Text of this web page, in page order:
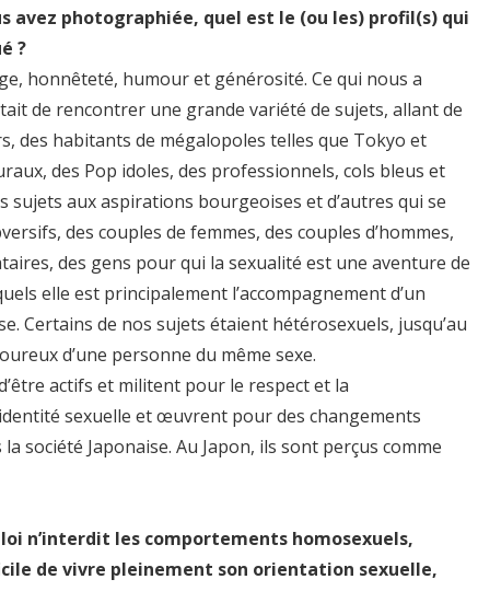
avez photographiée, quel est le (ou les) profil(s) qui
?
honnêteté, humour et générosité. Ce qui nous a
de rencontrer une grande variété de sujets, allant de
des habitants de mégalopoles telles que Tokyo et
des Pop idoles, des professionnels, cols bleus et
sujets aux aspirations bourgeoises et d’autres qui se
des couples de femmes, des couples d’hommes,
des gens pour qui la sexualité est une aventure de
elle est principalement l’accompagnement d’un
Certains de nos sujets étaient hétérosexuels, jusqu’au
d’une personne du même sexe.
actifs et militent pour le respect et la
sexuelle et œuvrent pour des changements
société Japonaise. Au Japon, ils sont perçus comme
loi n’interdit les comportements homosexuels,
de vivre pleinement son orientation sexuelle,